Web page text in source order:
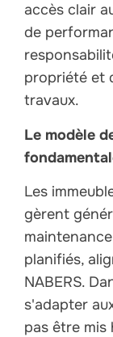
accès clair
de
propriété et
travaux.
Le modèle
Les
gèrent
planifiés,
NABERS.
s'adapter
pas être mis